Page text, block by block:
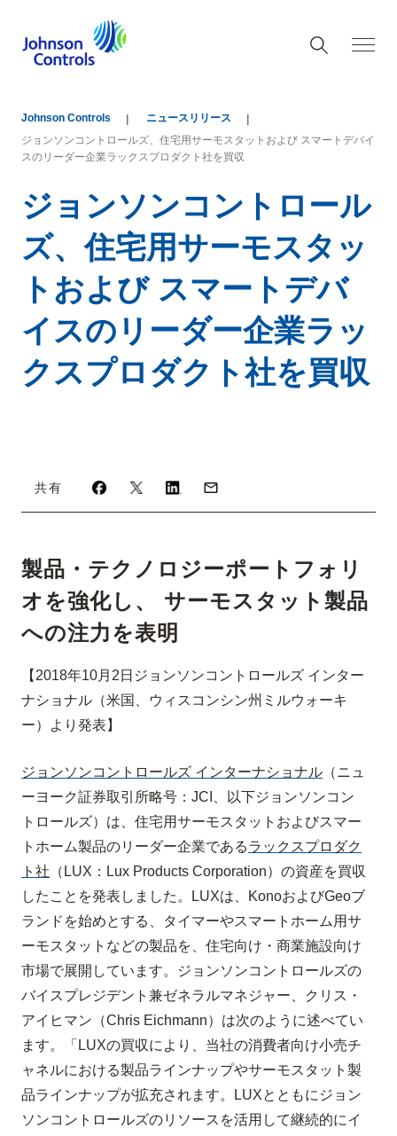
Johnson Controls
ニュースリリース
ジョンソンコントロールズ、住宅用サーモスタットおよび スマートデバイ
スのリーダー企業ラックスプロダクト社を買収
ジョンソンコントロール
ズ、住宅用サーモスタッ
トおよび スマートデバ
イスのリーダー企業ラッ
クスプロダクト社を買収
共有
製品・テクノロジーポートフォリ
オを強化し、 サーモスタット製品
への注力を表明
【 2018年10月 2 日 ジョンソンコントロールズ インター
ナショナル（米国、ウィスコンシン州ミルウォーキ
ー）より発表】
ジョンソンコントロールズ インターナショナル （ニュ
ーヨーク証券取引所略号： JCI
、以下ジョンソンコン
トロールズ）は、住宅用サーモスタットおよびスマー
トホーム製品のリーダー企業であるラックスプロダク
ト社 （ LUX ： Lux Products Corporation）の資産を買収
したことを発表しました。
LUXは、 KonoおよびGeoブ
ランドを始めとする、タイマーやスマートホーム用サ
ーモスタットなどの製品を、住宅向け・商業施設向け
市場で展開しています。
ジョンソンコントロールズの
バイスプレジデント兼ゼネラルマネジャー、クリス・
アイヒマン（Chris Eichmann）は次のように述べてい
ます。「 LUXの買収により、当社の消費者向け小売チ
ャネルにおける製品ラインナップやサーモスタット製
品ラインナップが拡充されます。
LUXとともにジョン
ソンコントロールズのリソースを活用して継続的にイ